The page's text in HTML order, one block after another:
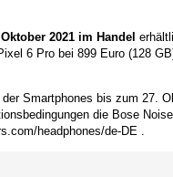
2021 im Handel
6 Pro bei 899 Euro (128
Smartphones bis zum 27.
die Bose
headphones/de-DE .